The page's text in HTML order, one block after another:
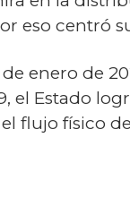
eso centró
enero de
el Estado
flujo físico